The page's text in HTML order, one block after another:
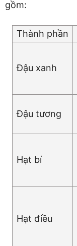
gồm:
Thành phần
Đậu xanh
Đậu tương
Hạt bí
Hạt điều